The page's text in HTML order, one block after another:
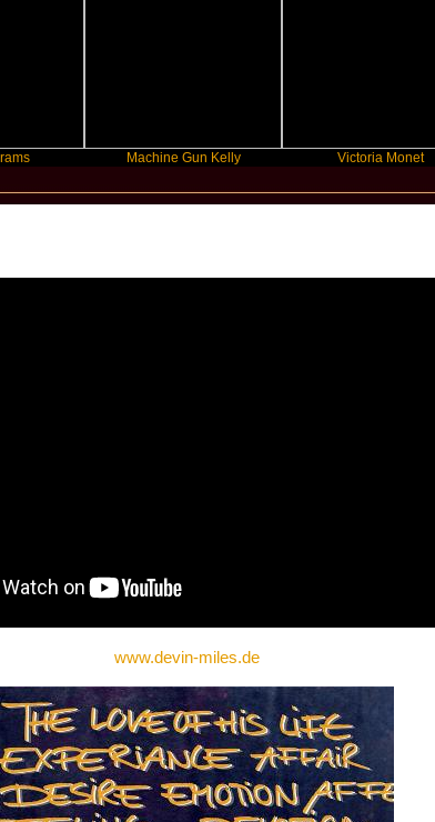
Machine Gun Kelly Victoria Monet
www.devin-miles.de